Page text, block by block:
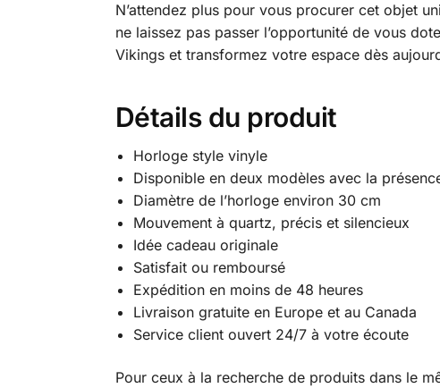
N’attendez plus pour vous procurer cet objet
ne laissez pas passer l’opportunité de vous
Vikings et transformez votre espace dès
Détails du produit
Horloge style vinyle
Disponible en deux modèles avec la
Diamètre de l’horloge environ 30 cm
Mouvement à quartz, précis et silencieux
Idée cadeau originale
Satisfait ou remboursé
Expédition en moins de 48 heures
Livraison gratuite en Europe et au Canada
Service client ouvert 24/7 à votre écoute
Pour ceux à la recherche de produits dans le